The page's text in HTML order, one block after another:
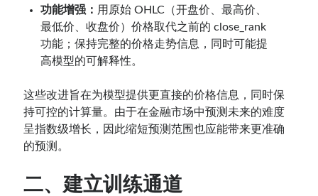
功能增强： 用原始 OHLC（开盘价、最高价、
最低价、收盘价）价格取代之前的 close_rank
功能；保持完整的价格走势信息，同时可能提
高模型的可解释性。
这些改进旨在为模型提供更直接的价格信息，同时保
持可控的计算量。由于在金融市场中预测未来的难度
呈指数级增长，因此缩短预测范围也应能带来更准确
的预测。
二、建立训练通道